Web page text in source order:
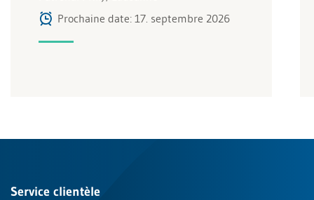
Prochaine date: 17. septembre 2026
Service clientèle